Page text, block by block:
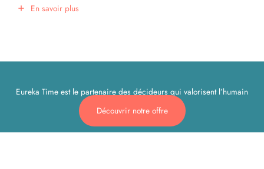
En savoir plus
Eureka Time est le partenaire des décideurs qui valorisent l’humain
Découvrir notre offre